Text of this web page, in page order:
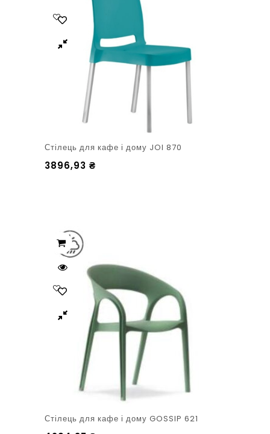
Стілець для кафе і дому JOI 870
3896,93 ₴
Стілець для кафе і дому GOSSIP 621